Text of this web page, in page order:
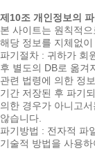
제10조 개인정보의
본 사이트는 원칙적
해당 정보를 지체없
파기절차 : 귀하가 회
후 별도의 DB로 옮겨
관련 법령에 의한 정
기간 저장된 후 파기
의한 경우가 아니고
않습니다.
파기방법 : 전자적 파
기술적 방법을 사용하